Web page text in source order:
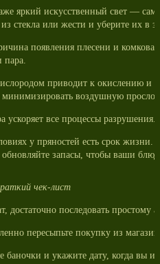
яркий искусственный свет —
стекла или жести и уберите их в
появления плесени и
пара.
приводит к окислению и
минимизировать воздушную
ускоряет все процессы
у пряностей есть срок
запасы, чтобы ваши
чек-лист
достаточно последовать простому
пересыпьте покупку из
и укажите дату, когда вы